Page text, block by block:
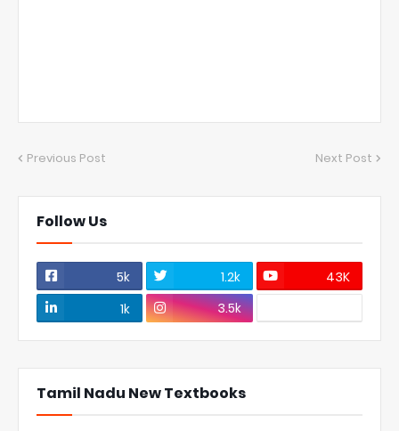
Previous Post Next Post
Follow Us
5k 1.2k
43K
1k
3.5k
Tamil Nadu New Textbooks